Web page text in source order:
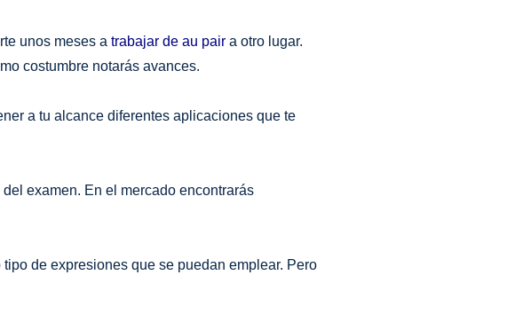
unos meses a trabajar de au pair a otro lugar.
costumbre notarás avances.
a tu alcance diferentes aplicaciones que te
examen. En el mercado encontrarás
de expresiones que se puedan emplear. Pero